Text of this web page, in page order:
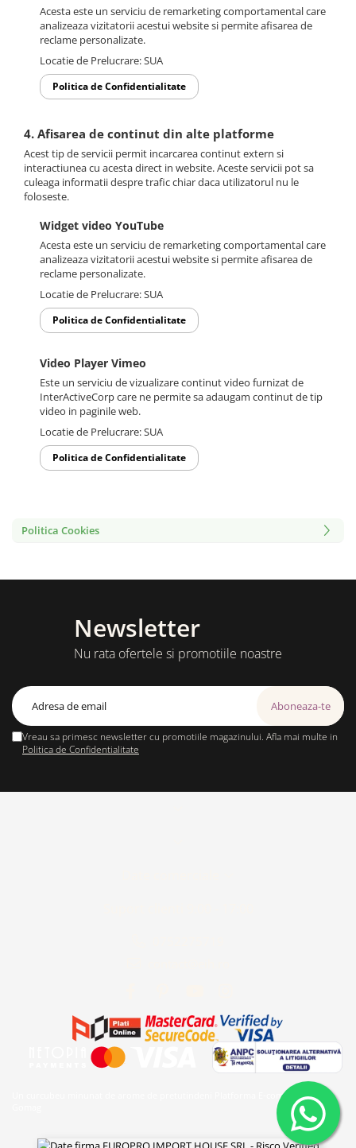
Acesta este un serviciu de remarketing comportamental care
analizeaza vizitatorii acestui website si permite afisarea de
reclame personalizate.
Locatie de Prelucrare: SUA
Politica de Confidentialitate
4. Afisarea de continut din alte platforme
Acest tip de servicii permit incarcarea continut extern si
interactiunea cu acesta direct in website. Aceste servicii pot sa
culeaga informatii despre trafic chiar daca utilizatorul nu le
foloseste.
Widget video YouTube
Acesta este un serviciu de remarketing comportamental care
analizeaza vizitatorii acestui website si permite afisarea de
reclame personalizate.
Locatie de Prelucrare: SUA
Politica de Confidentialitate
Video Player Vimeo
Este un serviciu de vizualizare continut video furnizat de
InterActiveCorp care ne permite sa adaugam continut de tip
video in paginile web.
Locatie de Prelucrare: SUA
Politica de Confidentialitate
Politica Cookies
Newsletter
Nu rata ofertele si promotiile noastre
Vreau sa primesc newsletter cu promotiile magazinului. Afla mai multe in
Politica de Confidentialitate
Platforma E-commerce by